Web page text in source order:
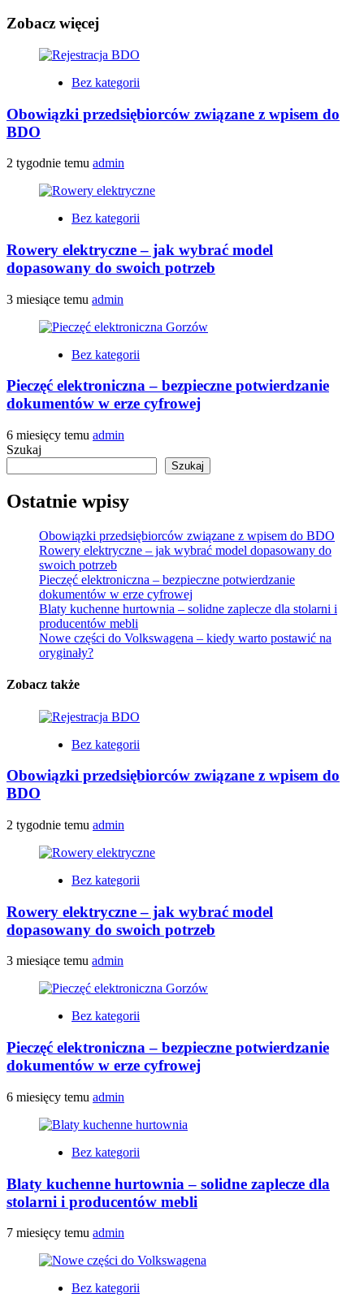
Zobacz więcej
Bez kategorii
Obowiązki przedsiębiorców związane z wpisem do
BDO
2 tygodnie temu admin
Bez kategorii
Rowery elektryczne – jak wybrać model
dopasowany do swoich potrzeb
3 miesiące temu admin
Bez kategorii
Pieczęć elektroniczna – bezpieczne potwierdzanie
dokumentów w erze cyfrowej
6 miesięcy temu admin
Szukaj
Szukaj
Ostatnie wpisy
Obowiązki przedsiębiorców związane z wpisem do BDO
Rowery elektryczne – jak wybrać model dopasowany do
swoich potrzeb
Pieczęć elektroniczna – bezpieczne potwierdzanie
dokumentów w erze cyfrowej
Blaty kuchenne hurtownia – solidne zaplecze dla stolarni i
producentów mebli
Nowe części do Volkswagena – kiedy warto postawić na
oryginały?
Zobacz także
Bez kategorii
Obowiązki przedsiębiorców związane z wpisem do
BDO
2 tygodnie temu admin
Bez kategorii
Rowery elektryczne – jak wybrać model
dopasowany do swoich potrzeb
3 miesiące temu admin
Bez kategorii
Pieczęć elektroniczna – bezpieczne potwierdzanie
dokumentów w erze cyfrowej
6 miesięcy temu admin
Bez kategorii
Blaty kuchenne hurtownia – solidne zaplecze dla
stolarni i producentów mebli
7 miesięcy temu admin
Bez kategorii